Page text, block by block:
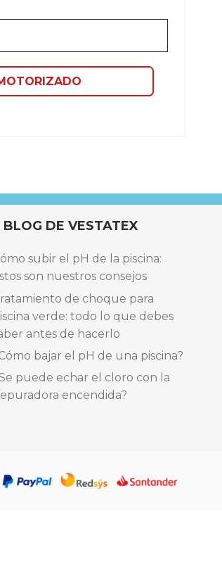
BLOG DE VESTATEX
subir el pH de la piscina:
son nuestros consejos
de choque para
verde: todo lo que debes
antes de hacerlo
bajar el pH de una piscina?
puede echar el cloro con la
encendida?